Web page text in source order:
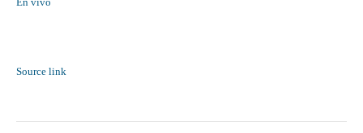
Source link